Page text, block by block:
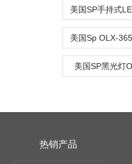
美国SP黑光灯
热销产品